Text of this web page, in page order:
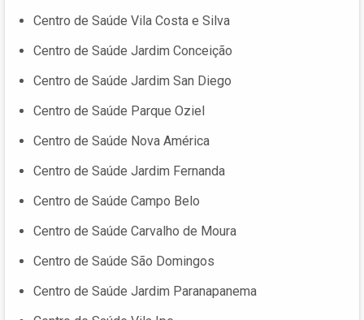
Centro de Saúde Vila Costa e Silva
Centro de Saúde Jardim Conceição
Centro de Saúde Jardim San Diego
Centro de Saúde Parque Oziel
Centro de Saúde Nova América
Centro de Saúde Jardim Fernanda
Centro de Saúde Campo Belo
Centro de Saúde Carvalho de Moura
Centro de Saúde São Domingos
Centro de Saúde Jardim Paranapanema